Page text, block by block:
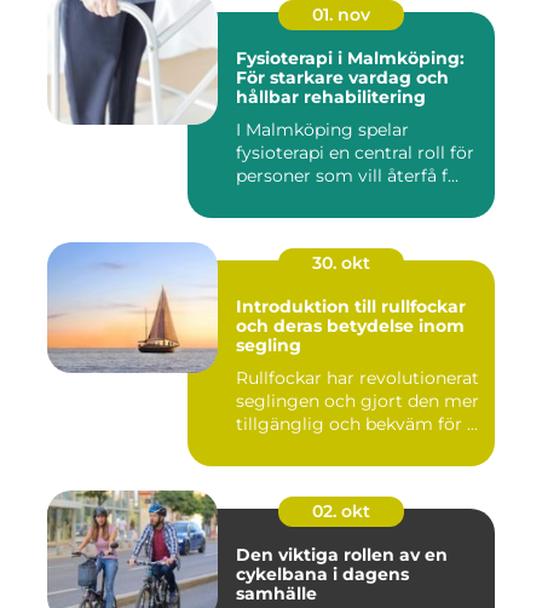
01. nov
Fysioterapi i Malmköping:
För starkare vardag och
hållbar rehabilitering
I Malmköping spelar
fysioterapi en central roll för
personer som vill återfå f...
30. okt
Introduktion till rullfockar
och deras betydelse inom
segling
Rullfockar har revolutionerat
seglingen och gjort den mer
tillgänglig och bekväm för ...
02. okt
Den viktiga rollen av en
cykelbana i dagens
samhälle